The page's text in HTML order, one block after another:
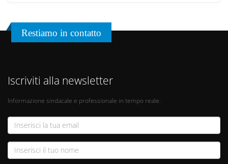
Restiamo in contatto
Iscriviti alla newsletter
Informazione sindacale e professionale in tempo reale.